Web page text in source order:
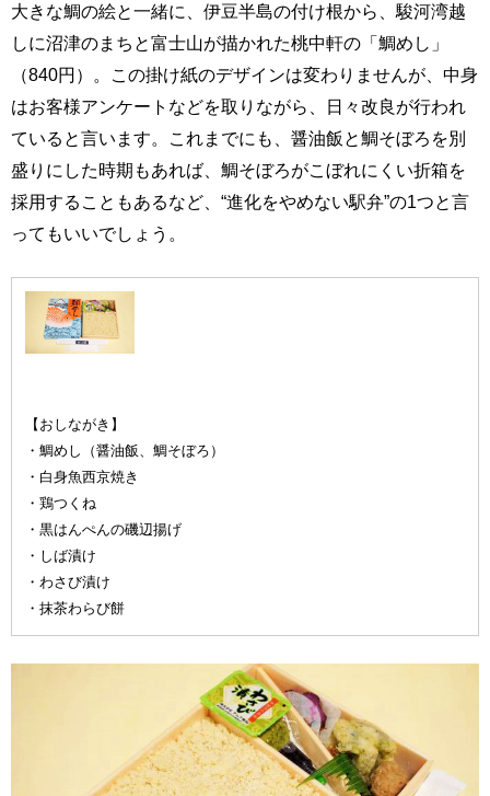
大きな鯛の絵と一緒に、伊豆半島の付け根から、駿河湾越
しに沼津のまちと富士山が描かれた桃中軒の「鯛めし」
（840円）。この掛け紙のデザインは変わりませんが、中身
はお客様アンケートなどを取りながら、日々改良が行われ
ていると言います。これまでにも、醤油飯と鯛そぼろを別
盛りにした時期もあれば、鯛そぼろがこぼれにくい折箱を
採用することもあるなど、“進化をやめない駅弁”の1つと言
ってもいいでしょう。
鯛めし
【おしながき】
・鯛めし（醤油飯、鯛そぼろ）
・白身魚西京焼き
・鶏つくね
・黒はんぺんの磯辺揚げ
・しば漬け
・わさび漬け
・抹茶わらび餅